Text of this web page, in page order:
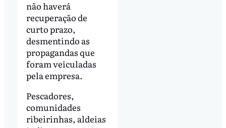
não haverá
recuperação de
curto prazo,
desmentindo as
propagandas que
foram veiculadas
pela empresa.
Pescadores,
comunidades
ribeirinhas, aldeias